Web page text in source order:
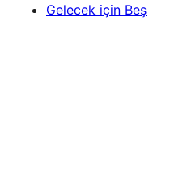
Gelecek için Beş